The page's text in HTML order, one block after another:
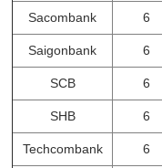
Sacombank 6
Saigonbank 6
SCB 6
SHB 6
Techcombank 6